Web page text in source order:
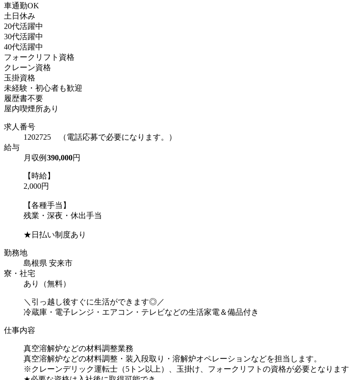
車通勤OK
土日休み
20代活躍中
30代活躍中
40代活躍中
フォークリフト資格
クレーン資格
玉掛資格
未経験・初心者も歓迎
履歴書不要
屋内喫煙所あり
求人番号
1202725 （電話応募で必要になります。）
給与
月収例 390,000円
【時給】
2,000円
【各種手当】
残業・深夜・休出手当
★日払い制度あり
勤務地
島根県 安来市
寮・社宅
あり（無料）
＼引っ越し後すぐに生活ができます◎／
冷蔵庫・電子レンジ・エアコン・テレビなどの生活家電＆備品付き
仕事内容
真空溶解炉などの材料調整業務
真空溶解炉などの材料調整・装入段取り・溶解炉オペレーションなどを担当します。
※クレーンデリック運転士（5トン以上）、玉掛け、フォークリフトの資格が必要となります